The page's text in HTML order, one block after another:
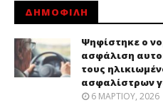
ΔΗΜΟΦΙΛΗ
Ψηφίστηκε ο
ασφάλιση
τους
ασφαλίστρων
6 ΜΑΡΤΊΟΥ, 2026